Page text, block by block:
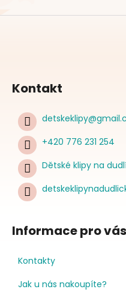
Kontakt
detskeklipy@
+420 776 231 254
Dětské klipy na
Informace pro vás
Kontakty
Jak u nás nakoupíte?